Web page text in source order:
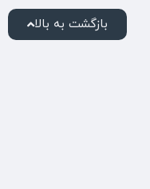
بازگشت به بالا